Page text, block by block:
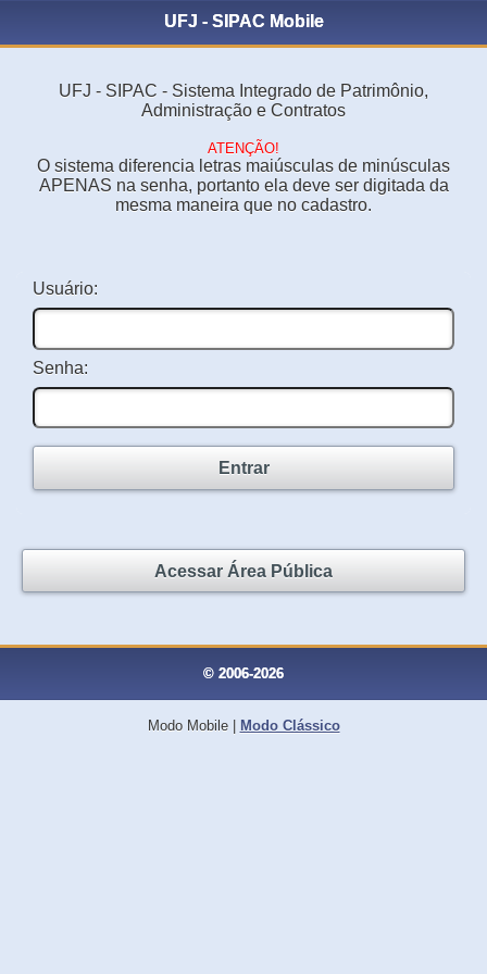
UFJ - SIPAC Mobile
UFJ - SIPAC - Sistema Integrado de Patrimônio,
Administração e Contratos
ATENÇÃO!
O sistema diferencia letras maiúsculas de minúsculas
APENAS na senha, portanto ela deve ser digitada da
mesma maneira que no cadastro.
Usuário:
Senha:
Entrar
Acessar Área Pública
© 2006-2026
Modo Mobile| Modo Clássico